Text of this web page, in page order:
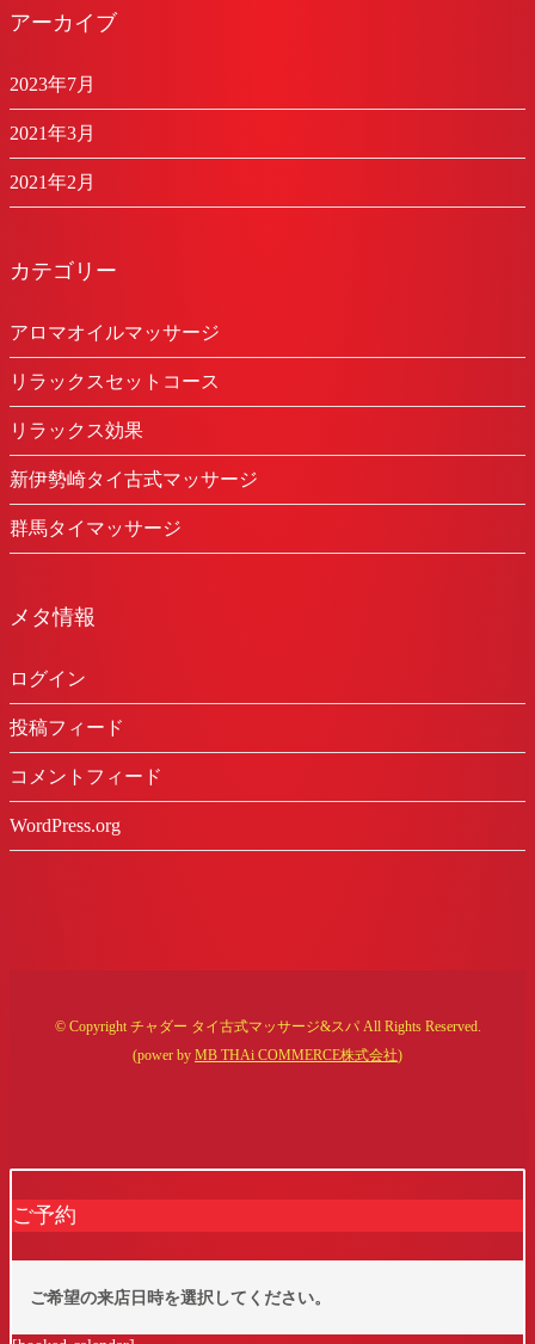
アーカイブ
2023年7月
2021年3月
2021年2月
カテゴリー
アロマオイルマッサージ
リラックスセットコース
リラックス効果
新伊勢崎タイ古式マッサージ
群馬タイマッサージ
メタ情報
ログイン
投稿フィード
コメントフィード
WordPress.org
© Copyright チャダー タイ古式マッサージ&スパ All Rights Reserved.
(power by MB THAi COMMERCE株式会社)
ご予約
ご希望の来店日時を選択してください。